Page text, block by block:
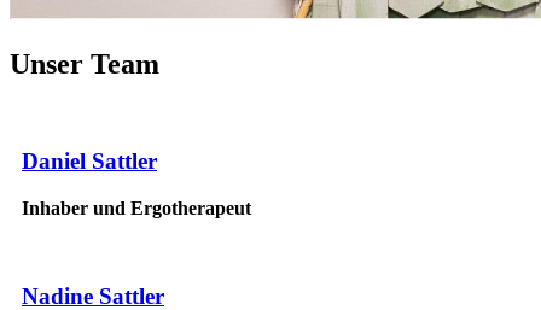
Unser Team
Daniel Sattler
Inhaber und Ergotherapeut
Nadine Sattler